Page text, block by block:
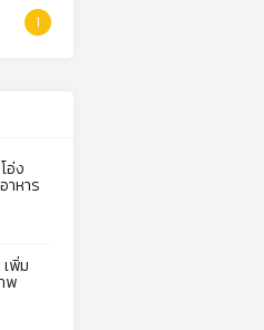
1
อ่ง
าหาร
พิ่ม
พ